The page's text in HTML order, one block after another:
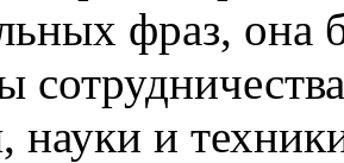
фраз, она
науки и